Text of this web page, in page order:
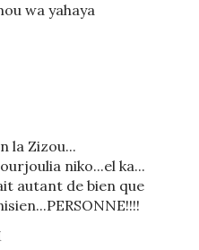
wa yahaya
la Zizou...
niko...el ka...
autant de bien que